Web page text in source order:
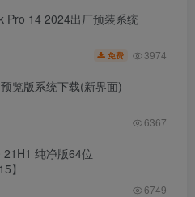
Pro 14 2024出厂预装系统
免费 3974
览版系统下载(新界面)
6367
纯净版64位
】
6749